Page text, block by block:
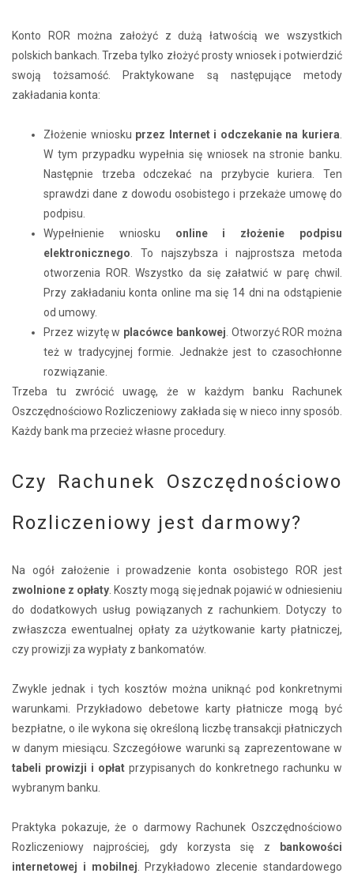
Konto ROR można założyć z dużą łatwością we wszystkich
polskich bankach. Trzeba tylko złożyć prosty wniosek i potwierdzić
swoją tożsamość. Praktykowane są następujące metody
zakładania konta:
Złożenie wniosku przez Internet i odczekanie na kuriera
W tym przypadku wypełnia się wniosek na stronie banku.
Następnie trzeba odczekać na przybycie kuriera. Ten
sprawdzi dane z dowodu osobistego i przekaże umowę do
podpisu.
Wypełnienie wniosku online i złożenie podpisu
elektronicznego . To najszybsza i najprostsza metoda
otworzenia ROR. Wszystko da się załatwić w parę chwil.
Przy zakładaniu konta online ma się 14 dni na odstąpienie
od umowy.
Przez wizytę w placówce bankowej . Otworzyć ROR można
też w tradycyjnej formie. Jednakże jest to czasochłonne
rozwiązanie.
Trzeba tu zwrócić uwagę, że w każdym banku Rachunek
Oszczędnościowo Rozliczeniowy zakłada się w nieco inny sposób.
Każdy bank ma przecież własne procedury.
Czy Rachunek Oszczędnościowo
Rozliczeniowy jest darmowy?
Na ogół założenie i prowadzenie konta osobistego ROR jest
zwolnione z opłaty . Koszty mogą się jednak pojawić w odniesieniu
do dodatkowych usług powiązanych z rachunkiem. Dotyczy to
zwłaszcza ewentualnej opłaty za użytkowanie karty płatniczej,
czy prowizji za wypłaty z bankomatów.
Zwykle jednak i tych kosztów można uniknąć pod konkretnymi
warunkami. Przykładowo debetowe karty płatnicze mogą być
bezpłatne, o ile wykona się określoną liczbę transakcji płatniczych
w danym miesiącu. Szczegółowe warunki są zaprezentowane w
tabeli prowizji i opłat przypisanych do konkretnego rachunku w
wybranym banku.
Praktyka pokazuje, że o darmowy Rachunek Oszczędnościowo
Rozliczeniowy najprościej, gdy korzysta się z bankowości
internetowej i mobilnej . Przykładowo zlecenie standardowego